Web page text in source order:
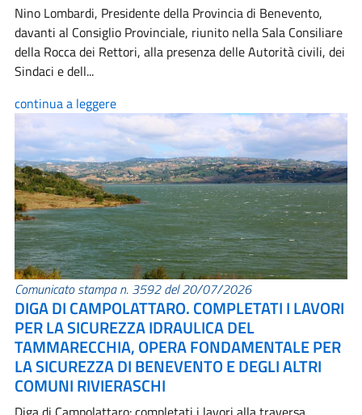
Nino Lombardi, Presidente della Provincia di Benevento,
davanti al Consiglio Provinciale, riunito nella Sala Consiliare
della Rocca dei Rettori, alla presenza delle Autorità civili, dei
Sindaci e dell...
continua a leggere
Comunicato stampa n. 3592 del 20/07/2026
DIGA DI CAMPOLATTARO. COMPLETATI I LAVORI
PER LA SICUREZZA IDRAULICA DEL
TAMMARECCHIA, OPERA FONDAMENTALE PER
LA SICUREZZA DI BENEVENTO E DEGLI ALTRI
COMUNI RIVIERASCHI